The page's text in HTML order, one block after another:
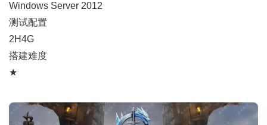
Windows Server 2012
测试配置
2H4G
搭建难度
★